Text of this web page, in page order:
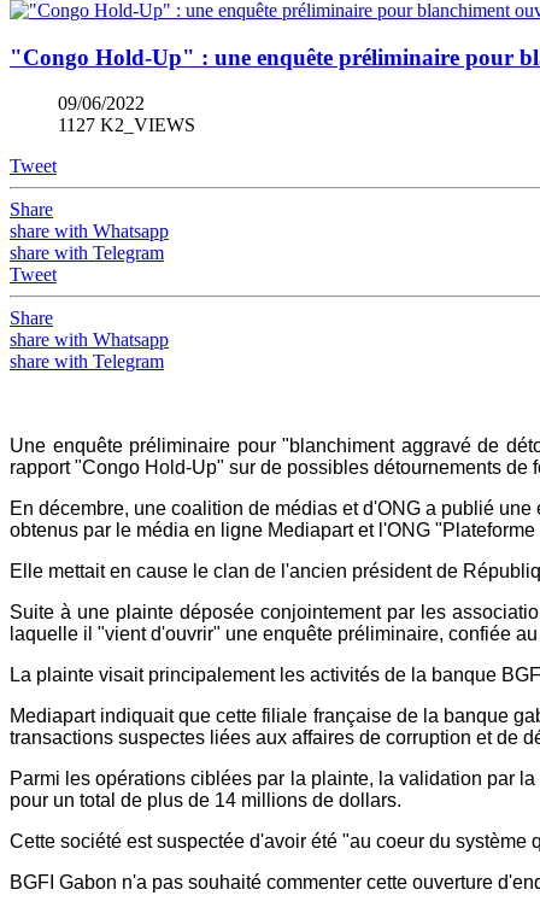
"Congo Hold-Up" : une enquête préliminaire pour
09/06/2022
1127 K2_VIEWS
Tweet
Share
share with Whatsapp
share with Telegram
Tweet
Share
share with Whatsapp
share with Telegram
Une enquête préliminaire pour "blanchiment aggravé de
rapport "Congo Hold-Up" sur de possibles détournements
En décembre, une coalition de médias et d'ONG a publié
obtenus par le média en ligne Mediapart et l'ONG
Elle mettait en cause le clan de l'ancien président de
Suite à une plainte déposée conjointement par les
laquelle il "vient d'ouvrir" une enquête préliminaire, confiée
La plainte visait principalement les activités de la banque
Mediapart indiquait que cette filiale française de la banque
transactions suspectes liées aux affaires de corruption et de
Parmi les opérations ciblées par la plainte, la validation par
pour un total de plus de 14 millions de dollars.
Cette société est suspectée d'avoir été "au coeur du
BGFI Gabon n'a pas souhaité commenter cette ouverture